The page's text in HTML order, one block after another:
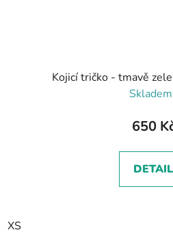
Kojicí tričko - tmavě
650
DETAIL
XS